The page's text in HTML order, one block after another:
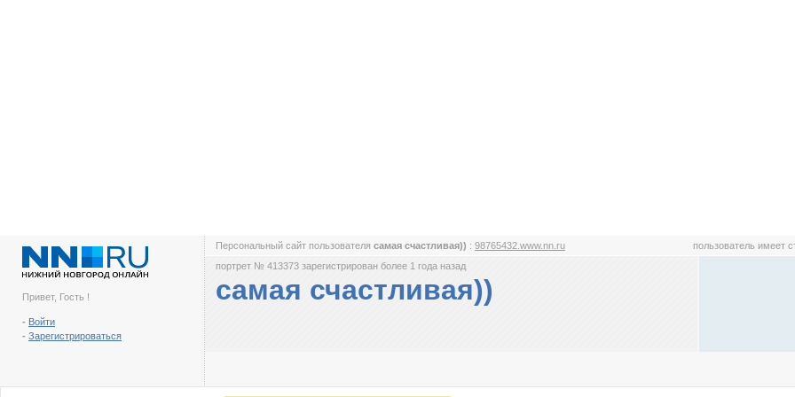
Привет, Гость !
- Войти
- Зарегистрироваться
Персональный сайт пользователя самая счастливая)) : 98765432.www.nn.ru пользователь имеет
портрет № 413373 зарегистрирован более 1 года назад
самая счастливая))